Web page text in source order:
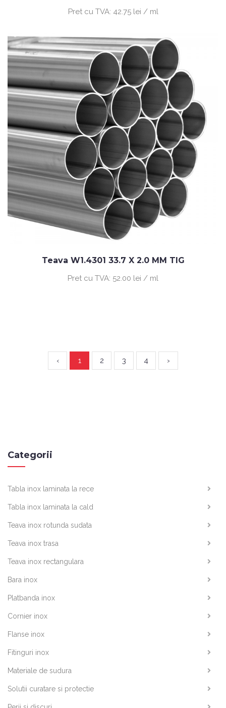
Pret cu TVA: 42.75 lei / ml
Teava W1.4301 33.7 X 2.0 MM TIG
Pret cu TVA: 52.00 lei / ml
‹ 1 2 3 4 ›
Categorii
Tabla inox laminata la rece
Tabla inox laminata la cald
Teava inox rotunda sudata
Teava inox trasa
Teava inox rectangulara
Bara inox
Platbanda inox
Cornier inox
Flanse inox
Fitinguri inox
Materiale de sudura
Solutii curatare si protectie